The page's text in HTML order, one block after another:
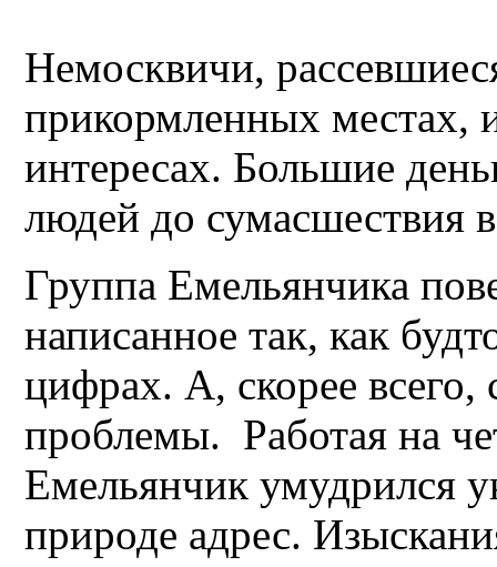
Немосквичи,
прикормленных местах,
интересах. Большие
людей до сумасшествия
Группа Емельянчика
написанное так, как
цифрах. А, скорее
проблемы. Работая на
Емельянчик умудрился
природе адрес.